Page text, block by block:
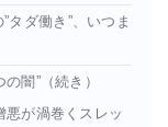
タダ働き”、いつま
闇”（続き）
が渦巻くスレッ